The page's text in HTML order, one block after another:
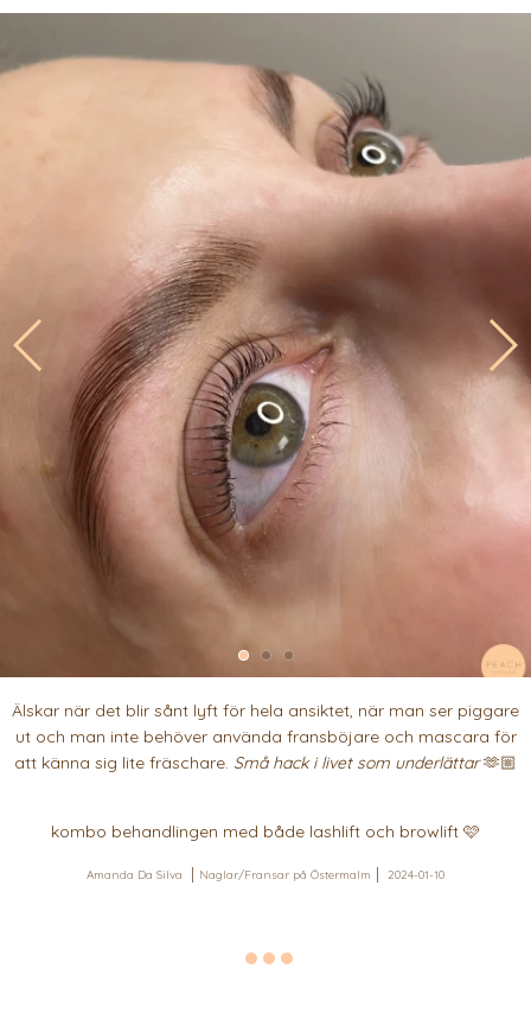
Älskar när det blir sånt lyft för hela ansiktet, när man ser piggare
ut och man inte behöver använda fransböjare och mascara för
att känna sig lite fräschare. Små hack i livet som underlättar🫶🏼
kombo behandlingen med både lashlift och browlift 🩷
Amanda Da Silva Naglar/Fransar på Östermalm 2024-01-10